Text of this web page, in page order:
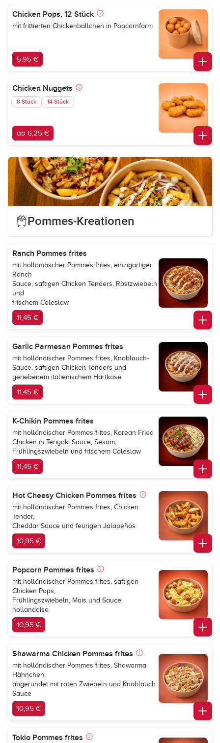
Chicken Pops, 12 Stück
mit frittierten Chickenbällchen in Popcornform
5,95 €
Chicken Nuggets
8 Stück 14 Stück
ab 6,25 €
Pommes-Kreationen
Ranch Pommes frites
mit holländischer Pommes frites, einzigartiger
Ranch
Sauce, saftigen Chicken Tenders, Röstzwiebeln
und
frischem Coleslaw
11,45 €
Garlic Parmesan Pommes frites
mit holländischer Pommes frites, Knoblauch-
Sauce, saftigen Chicken Tenders und
geriebenem italienischem Hartkäse
11,45 €
K-Chikin Pommes frites
mit holländischer Pommes frites, Korean Fried
Chicken in Teriyaki Sauce, Sesam,
Frühlingszwiebeln und frischem Coleslaw
11,45 €
Hot Cheesy Chicken Pommes frites
mit holländischer Pommes frites, Chicken
Tender,
Cheddar Sauce und feurigen Jalapeños
10,95 €
Popcorn Pommes frites
mit holländischer Pommes frites, saftigen
Chicken Pops,
Frühlingszwiebeln, Mais und Sauce
hollandaise
10,95 €
Shawarma Chicken Pommes frites
mit holländischer Pommes frites, Shawarma
Hähnchen,
abgerundet mit roten Zwiebeln und Knoblauch
Sauce
10,95 €
Tokio Pommes frites